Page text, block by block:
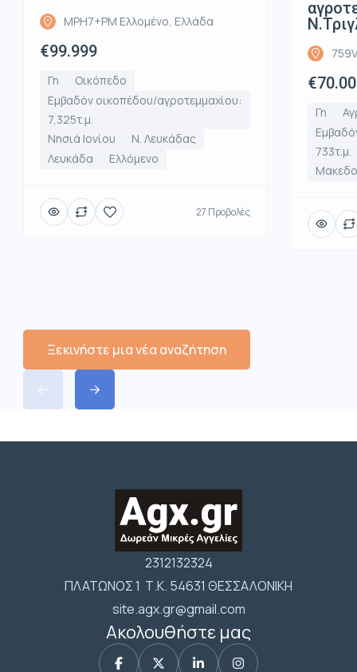
MPH7+PM Ελλομένο, Ελλάδα
€99.999
Γη
Οικόπεδο
Εμβαδόν οικοπέδου/αγροτεμμαχίου:
7,325τ.μ.
Νησιά Ιονίου
Ν. Λευκάδας
Λευκάδα
Ελλόμενο
27 Προβολές
Γη
733τ.μ.
Ξεκινήστε μια νέα αναζήτηση
2312132324
ΠΛΑΤΩΝΟΣ 1 Τ.Κ. 54631 ΘΕΣΣΑΛΟΝΙΚΗ
site.agx.gr@gmail.com
Ακολουθήστε μας